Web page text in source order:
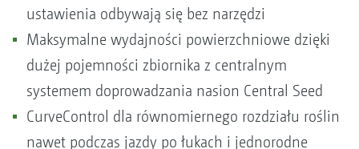
ustawienia odbywają się bez narzędzi
Maksymalne wydajności powierzchniowe dzięki
dużej pojemności zbiornika z centralnym
systemem doprowadzania nasion Central Seed
CurveControl dla równomiernego rozdziału roślin
nawet podczas jazdy po łukach i jednorodne